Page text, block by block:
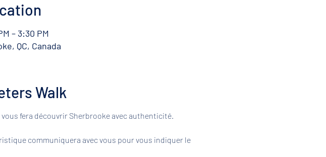
– 3:30 PM
QC, Canada
Walk
fera découvrir Sherbrooke avec authenticité.
communiquera avec vous pour vous indiquer le